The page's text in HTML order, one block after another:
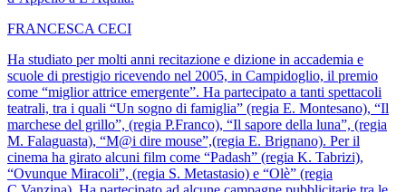
FRANCESCA CECI
Ha studiato per molti anni recitazione e dizione in accademia e
scuole di prestigio ricevendo nel 2005, in Campidoglio, il premio
come “miglior attrice emergente”. Ha partecipato a tanti spettacoli
teatrali, tra i quali “Un sogno di famiglia” (regia E. Montesano), “Il
marchese del grillo”, (regia P.Franco), “Il sapore della luna”, (regia
M. Falaguasta), “M@i dire mouse”,(regia E. Brignano). Per il
cinema ha girato alcuni film come “Padash” (regia K. Tabrizi),
“Ovunque Miracoli”, (regia S. Metastasio) e “Olè” (regia